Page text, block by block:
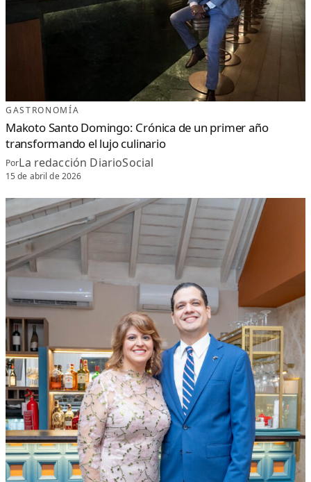
GASTRONOMÍA
Makoto Santo Domingo: Crónica de un primer año
transformando el lujo culinario
PorLa redacción DiarioSocial
15 de abril de 2026